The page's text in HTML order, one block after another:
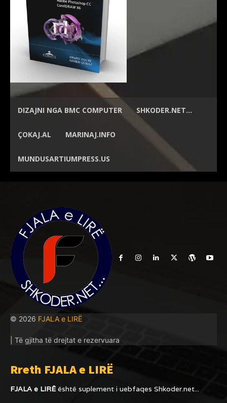
DIZAJNI NGA BMC COMPUTER SHKODER.NET…
ÇOKAJ.AL MARINAJ.INFO
MUNDUSARTIUMPRESS.US
© 2026 FJALA e LIRË
| Të gjitha të drejtat e rezervuara
Rreth FJALA e LIRË
FJALA e LIRËështë suplement i uebfaqes Shkoder.net...